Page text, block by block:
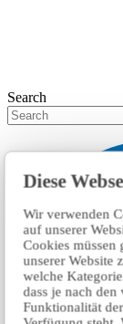
Diese
Wir verwenden
auf unserer
Cookies müssen
unserer Website
welche
dass je nach
Funktionalität
Search